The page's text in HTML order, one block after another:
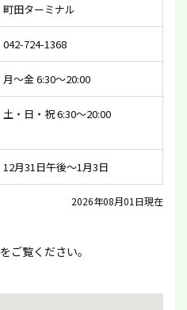
町田ターミナル
042-724-1368
月〜金 6:30〜20:00
土・日・祝 6:30〜20:00
12月31日午後〜1月3日
2026年08月01日現在
をご覧ください。